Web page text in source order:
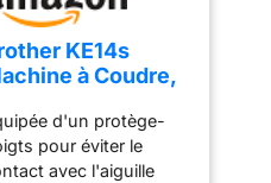
KE14s
à Coudre,
Rose, 40 x 15
cm
d'un protège-
pour éviter le
avec l'aiguille